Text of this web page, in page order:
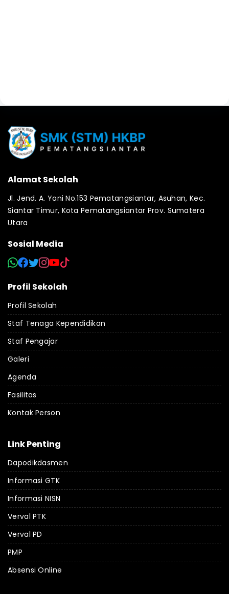
Alamat Sekolah
Jl. Jend. A. Yani No.153 Pematangsiantar, Asuhan, Kec.
Siantar Timur, Kota Pematangsiantar Prov. Sumatera
Utara
Sosial Media
Profil Sekolah
Profil Sekolah
Staf Tenaga Kependidikan
Staf Pengajar
Galeri
Agenda
Fasilitas
Kontak Person
Link Penting
Dapodikdasmen
Informasi GTK
Informasi NISN
Verval PTK
Verval PD
PMP
Absensi Online